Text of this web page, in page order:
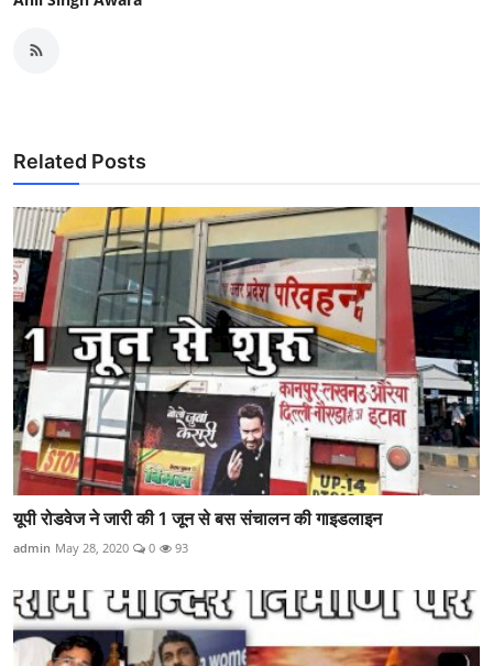
Related Posts
यूपी रोडवेज ने जारी की 1 जून से बस संचालन की गाइडलाइन
admin May 28, 2020 0 93